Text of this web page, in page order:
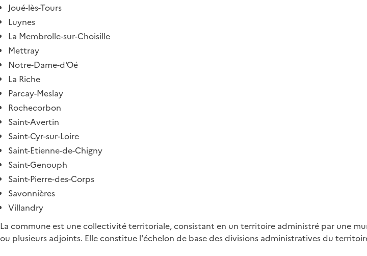
Joué-lès-Tours
Luynes
La Membrolle-sur-Choisille
Mettray
Notre-Dame-d'Oé
La Riche
Parcay-Meslay
Rochecorbon
Saint-Avertin
Saint-Cyr-sur-Loire
Saint-Etienne-de-Chigny
Saint-Genouph
Saint-Pierre-des-Corps
Savonnières
Villandry
La commune est une collectivité territoriale, consistant en un territoire administré par une
ou plusieurs adjoints. Elle constitue l'échelon de base des divisions administratives du